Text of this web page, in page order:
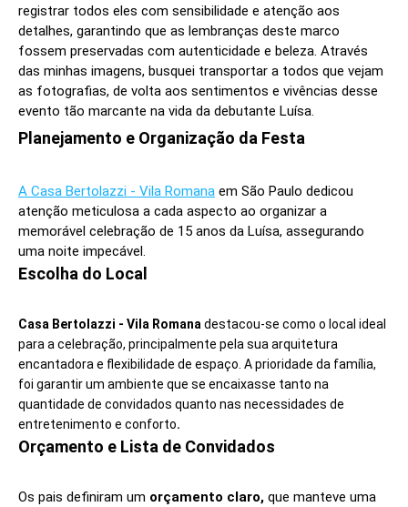
registrar todos eles com sensibilidade e atenção aos
detalhes, garantindo que as lembranças deste marco
fossem preservadas com autenticidade e beleza. Através
das minhas imagens, busquei transportar a todos que vejam
as fotografias, de volta aos sentimentos e vivências desse
evento tão marcante na vida da debutante Luísa.
Planejamento e Organização da Festa
A Casa Bertolazzi - Vila Romana em São Paulo dedicou
atenção meticulosa a cada aspecto ao organizar a
memorável celebração de 15 anos da Luísa, assegurando
uma noite impecável.
Escolha do Local
Casa Bertolazzi - Vila Romana destacou-se como o local ideal
para a celebração, principalmente pela sua arquitetura
encantadora e flexibilidade de espaço. A prioridade da família,
foi garantir um ambiente que se encaixasse tanto na
quantidade de convidados quanto nas necessidades de
entretenimento e conforto.
Orçamento e Lista de Convidados
Os pais definiram um orçamento claro, que manteve uma